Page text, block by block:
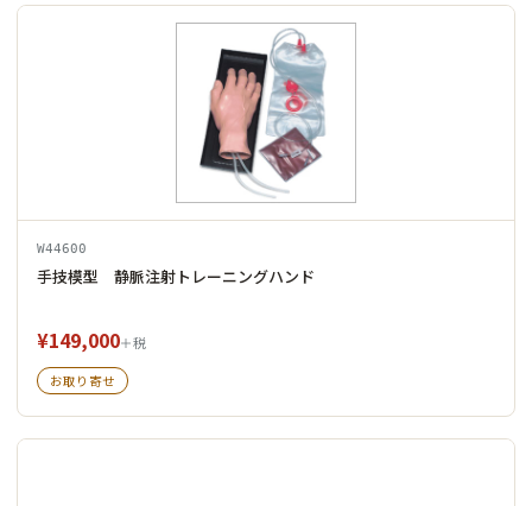
W44600
手技模型 静脈注射トレーニングハンド
¥149,000＋税
お取り寄せ